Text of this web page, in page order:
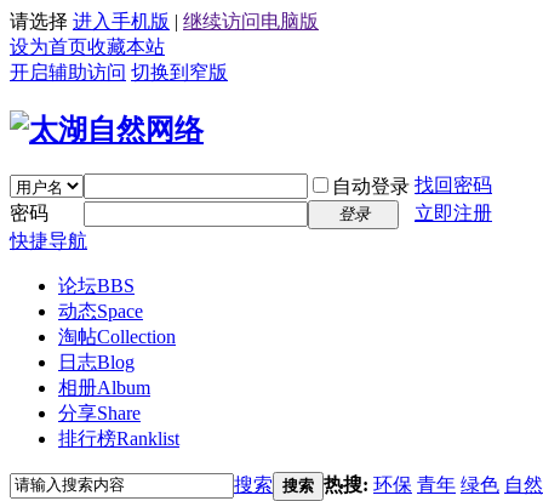
请选择 进入手机版 | 继续访问电脑版
设为首页收藏本站
开启辅助访问 切换到窄版
自动登录 找回密码
密码
登录
立即注册
快捷导航
论坛BBS
动态Space
淘帖Collection
日志Blog
相册Album
分享Share
排行榜Ranklist
搜索 搜索 热搜: 环保 青年 绿色 自